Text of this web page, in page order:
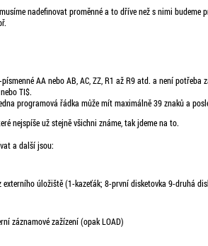
nadefinovat proměnné a to dříve než s nimi budeme
AA nebo AB, AC, ZZ, R1 až R9 atd. a není potřeba
TI$.
programová řádka může mít maximálně 39 znaků a
nejspíše už stejně všichni známe, tak jdeme na to.
a další jsou:
úložiště (1-kazeťák; 8-první disketovka 9-druhá
záznamové zažízení (opak LOAD)